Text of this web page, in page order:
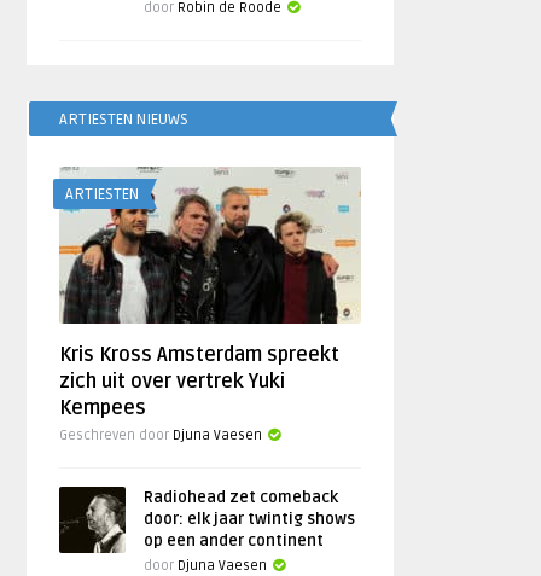
door Robin de Roode
ARTIESTEN NIEUWS
ARTIESTEN
Kris Kross Amsterdam spreekt
zich uit over vertrek Yuki
Kempees
Geschreven door Djuna Vaesen
Radiohead zet comeback
door: elk jaar twintig shows
op een ander continent
door Djuna Vaesen